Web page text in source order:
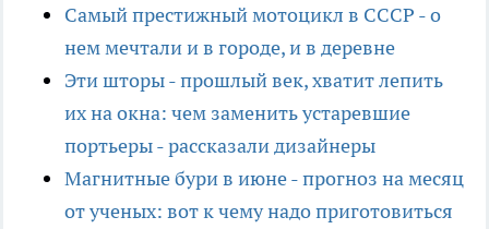
Самый престижный мотоцикл в СССР - о
нем мечтали и в городе, и в деревне
Эти шторы - прошлый век, хватит лепить
их на окна: чем заменить устаревшие
портьеры - рассказали дизайнеры
Магнитные бури в июне - прогноз на месяц
от ученых: вот к чему надо приготовиться